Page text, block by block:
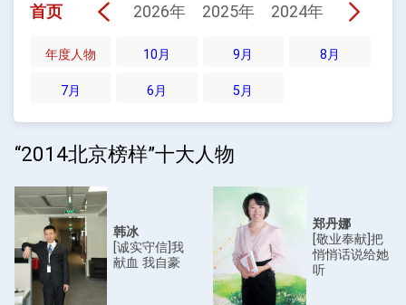
首页 2026年 2025年 2024年 2023年
年度人物 10月 9月 8月
7月 6月 5月
“2014北京榜样”十大人物
韩冰
[诚实守信]我
献血 我自豪
郑丹娜
[敬业奉献]把
悄悄话说给她
听